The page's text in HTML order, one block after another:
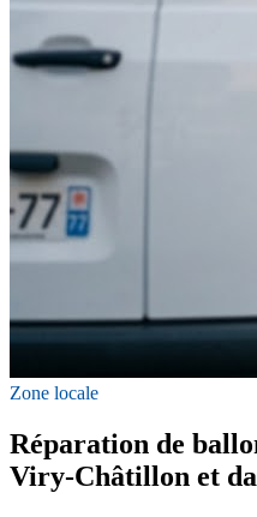
Zone locale
Réparation de
Viry-Châtillon et